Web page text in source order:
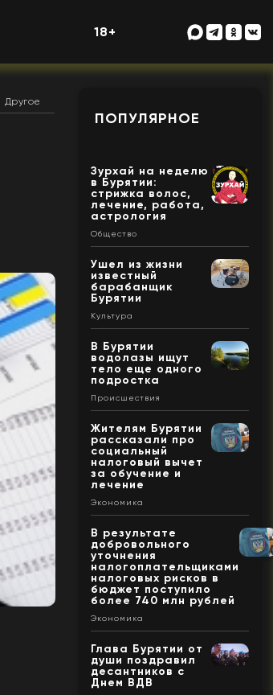
18+
Другое
ПОПУЛЯРНОЕ
Зурхай на неделю
в Бурятии:
стрижка волос,
лечение, работа,
астрология
Общество
Ушел из жизни
известный
барабанщик
Бурятии
Культура
В Бурятии
водолазы ищут
тело еще одного
подростка
Происшествия
Жителям Бурятии
рассказали про
социальный
налоговый вычет
за обучение и
лечение
Экономика
В результате
добровольного
уточнения
налогоплательщиками
налоговых рисков в
бюджет поступило
более 740 млн рублей
Экономика
Глава Бурятии от
души поздравил
десантников с
Днем ВДВ